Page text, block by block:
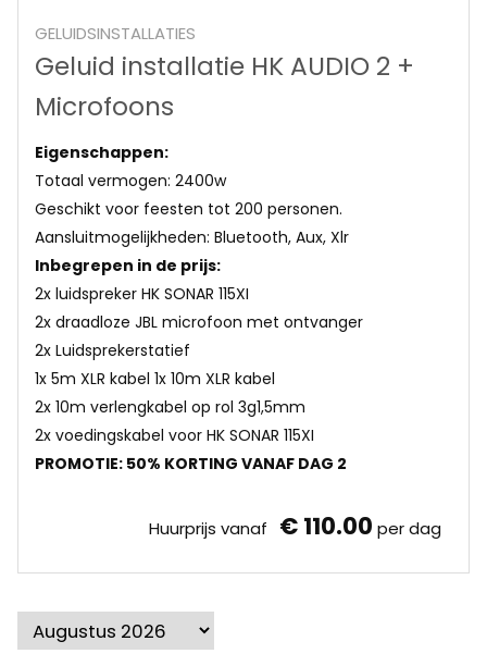
GELUIDSINSTALLATIES
Geluid installatie HK AUDIO 2 +
Microfoons
Eigenschappen:
Totaal vermogen: 2400w
Geschikt voor feesten tot 200 personen.
Aansluitmogelijkheden: Bluetooth, Aux, Xlr
Inbegrepen in de prijs:
2x luidspreker HK SONAR 115XI
2x draadloze JBL microfoon met ontvanger
2x Luidsprekerstatief
1x 5m XLR kabel 1x 10m XLR kabel
2x 10m verlengkabel op rol 3g1,5mm
2x voedingskabel voor HK SONAR 115XI
PROMOTIE: 50% KORTING VANAF DAG 2
Huurprijs vanaf € 110.00 per dag